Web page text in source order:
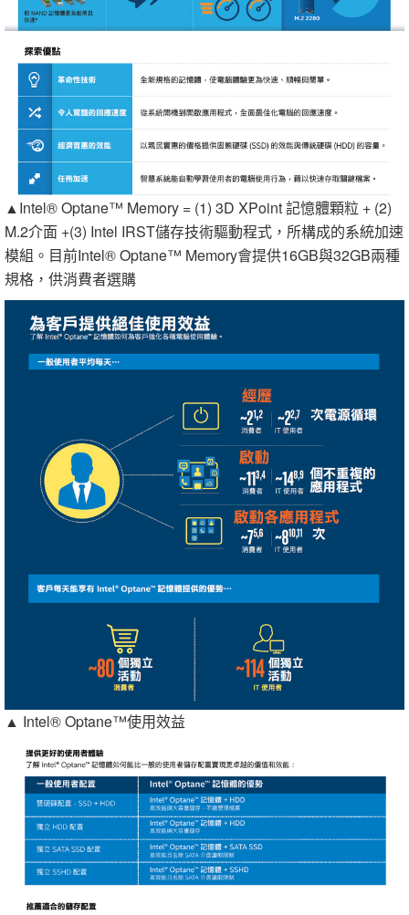
▲Intel® Optane™ Memory = (1) 3D XPoint 記憶體顆粒 + (2)
M.2介面 +(3) Intel IRST儲存技術驅動程式，所構成的系統加速
模組。目前Intel® Optane™ Memory會提供16GB與32GB兩種
規格，供消費者選購
▲ Intel® Optane™使用效益